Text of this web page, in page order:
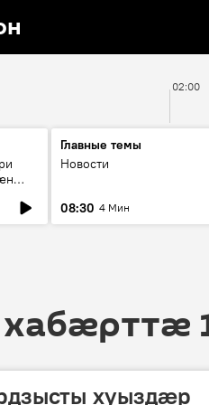
02:00
Главные темы
Новости
08:30 4 Мин
хуыздæр